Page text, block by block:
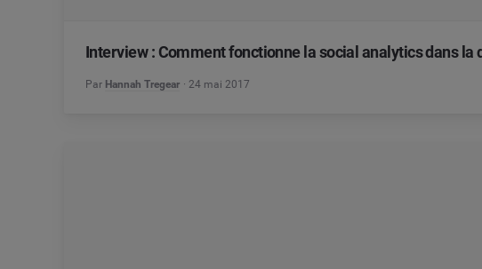
Interview : Comment fonctionne la social analytics dans
Par Hannah Tregear 24 mai 2017